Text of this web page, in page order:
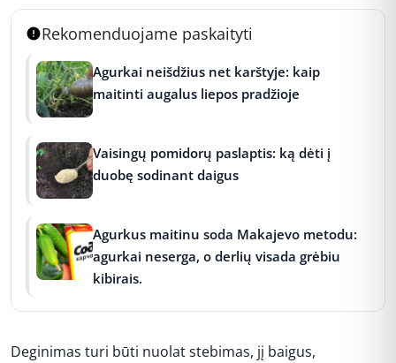
Rekomenduojame paskaityti
Agurkai neišdžius net karštyje: kaip
maitinti augalus liepos pradžioje
Vaisingų pomidorų paslaptis: ką dėti į
duobę sodinant daigus
Agurkus maitinu soda Makajevo metodu:
agurkai neserga, o derlių visada grėbiu
kibirais.
Deginimas turi būti nuolat stebimas, jį baigus,